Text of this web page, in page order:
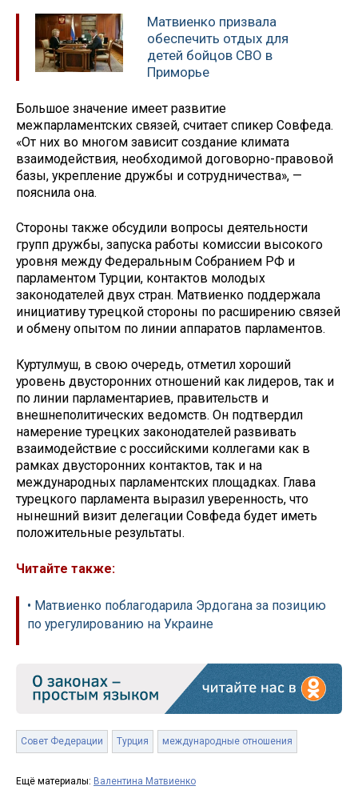
Матвиенко призвала
обеспечить отдых для
детей бойцов СВО в
Приморье
Большое значение имеет развитие
межпарламентских связей, считает спикер Совфеда.
«От них во многом зависит создание климата
взаимодействия, необходимой договорно-правовой
базы, укрепление дружбы и сотрудничества», —
пояснила она.
Стороны также обсудили вопросы деятельности
групп дружбы, запуска работы комиссии высокого
уровня между Федеральным Собранием РФ и
парламентом Турции, контактов молодых
законодателей двух стран. Матвиенко поддержала
инициативу турецкой стороны по расширению связей
и обмену опытом по линии аппаратов парламентов.
Куртулмуш, в свою очередь, отметил хороший
уровень двусторонних отношений как лидеров, так и
по линии парламентариев, правительств и
внешнеполитических ведомств. Он подтвердил
намерение турецких законодателей развивать
взаимодействие с российскими коллегами как в
рамках двусторонних контактов, так и на
международных парламентских площадках. Глава
турецкого парламента выразил уверенность, что
нынешний визит делегации Совфеда будет иметь
положительные результаты.
Читайте также:
• Матвиенко поблагодарила Эрдогана за позицию
по урегулированию на Украине
Совет Федерации Турция международные отношения
Ещё материалы: Валентина Матвиенко